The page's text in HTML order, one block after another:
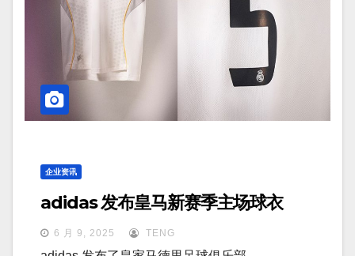
企业资讯
adidas 发布皇马新赛季主场球衣
6 月 9, 2025 TENG